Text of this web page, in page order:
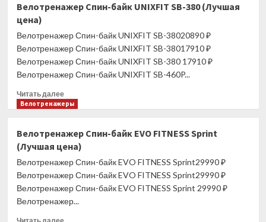
тренажер
FITNESS
Jess
магнитный
(Лучшая
цена)
Велотренажер Спин-байк UNIXFIT SB-380 (Лучшая
цена)
Велотренажер Спин-байк UNIXFIT SB-38020890 ₽
Велотренажер Спин-байк UNIXFIT SB-38017910 ₽
Велотренажер Спин-байк UNIXFIT SB-380 17910 ₽
Велотренажер Спин-байк UNIXFIT SB-460P...
Читать далееПрочитать
больше
Спин-
байк
UNIXFIT
380
(Лучшая
цена)
Велотренажеры
Велотренажер Спин-байк EVO FITNESS Sprint
(Лучшая цена)
Велотренажер Спин-байк EVO FITNESS Sprint29990 ₽
Велотренажер Спин-байк EVO FITNESS Sprint29990 ₽
Велотренажер Спин-байк EVO FITNESS Sprint 29990 ₽
Велотренажер...
Прочитать